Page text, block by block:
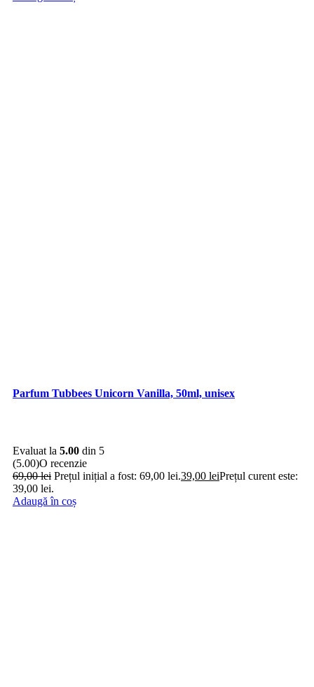
Parfum Tubbees Unicorn Vanilla, 50ml, unisex
Evaluat la 5.00 din 5
(5.00)O recenzie
69,00lei Prețul inițial a fost: 69,00 lei.39,00 leiPrețul curent este:
39,00 lei.
Adaugă în coș